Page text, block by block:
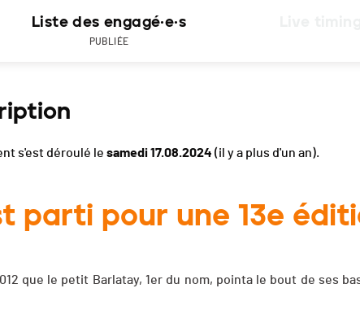
Liste des engagé·e·s
PUBLIÉE
s'est déroulé le samedi 17.08.2024 (il y a plus d'un an).
parti pour une 13e
que le petit Barlatay, 1er du nom, pointa le bout de ses